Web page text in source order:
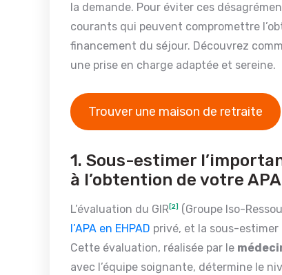
la demande. Pour éviter ces
courants qui peuvent compromettre
financement du séjour. Découvrez
une prise en charge adaptée et sereine.
Trouver une maison de retraite
1. Sous-estimer
à l’obtention de votre
L’évaluation du GIR [2] (Groupe Iso-
l’APA en EHPAD privé, et la sous-estimer
Cette évaluation, réalisée par le
avec l’équipe soignante, détermine le